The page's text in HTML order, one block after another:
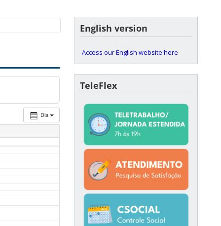
Dia
English version
Access our English website here
TeleFlex